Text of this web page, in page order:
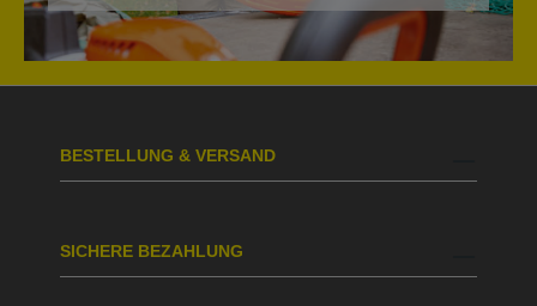
BESTELLUNG & VERSAND
SICHERE BEZAHLUNG